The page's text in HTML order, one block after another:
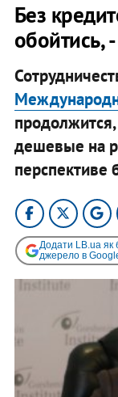
Без
обойтись,
дешевые на
перспективе
Додати LB.ua як
джерело в